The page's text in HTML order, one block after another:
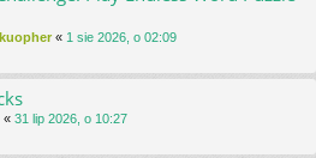
« 1 sie 2026, o 02:09
« 31 lip 2026, o 10:27